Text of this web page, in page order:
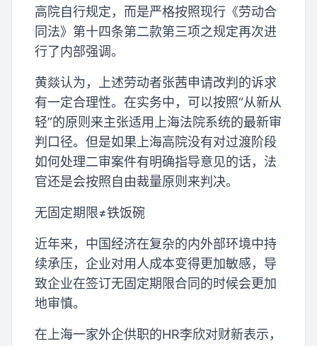
高院自行规定，而是严格按照现行《劳动合
同法》第十四条第二款第三项之规定再次进
行了内部强调。
黄燚认为，上述劳动者张茜申请改判的诉求
有一定合理性。在实务中，可以按照“从新从
轻”的原则来主张适用上海法院系统的最新审
判口径。但是如果上海高院没有对过渡阶段
如何处理二审案件有明确指导意见的话，法
官还是会按照自由裁量原则来判决。
无固定期限≠铁饭碗
近年来，中国经济在复杂的内外部环境中持
续承压，企业对用人成本变得更加敏感，导
致企业在签订无固定期限合同的时候会更加
地审慎。
在上海一家外企供职的HR李欣对财新表示，